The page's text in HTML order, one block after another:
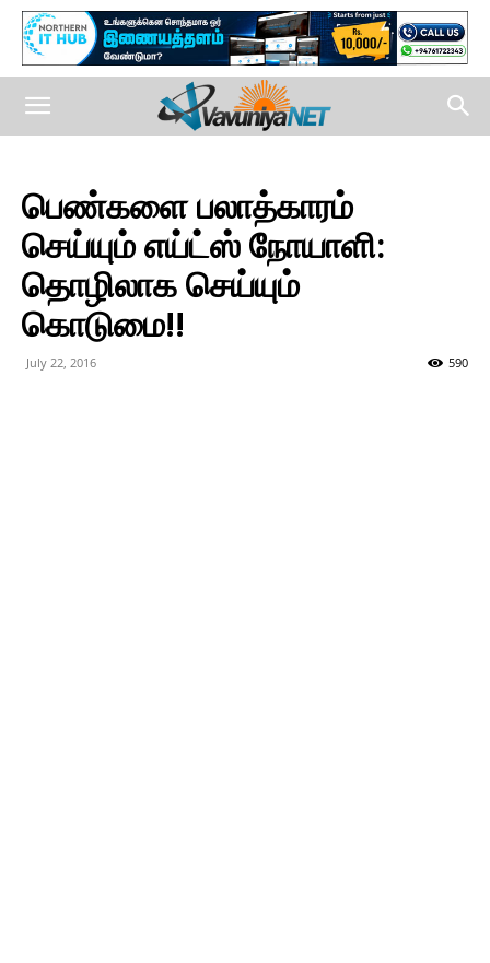
பெண்களை பலாத்காரம்
செய்யும் எய்ட்ஸ் நோயாளி:
தொழிலாக செய்யும்
கொடுமை!!
July 22, 2016 590